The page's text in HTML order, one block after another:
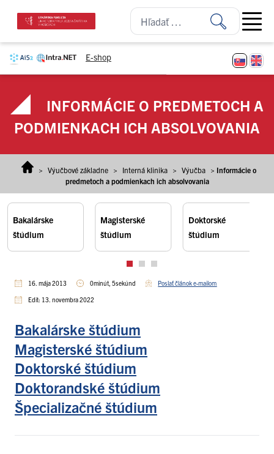
E-shop
Open
INFORMÁCIE O PREDMETOCH A
PODMIENKACH ICH ABSOLVOVANIA
> Výučbové základne > Interná klinika > Výučba > Informácie o
predmetoch a podmienkach ich absolvovania
Bakalárske
štúdium
Magisterské
štúdium
Doktorské
štúdium
16. mája 2013 0minút, 5sekúnd Poslať článok e-mailom
Edit: 13. novembra 2022
Bakalárske štúdium
Magisterské štúdium
Doktorské štúdium
Doktorandské štúdium
Špecializačné štúdium